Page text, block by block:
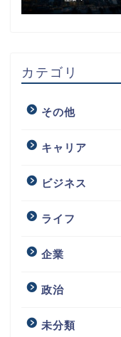
カテゴリ
その他
キャリア
ビジネス
ライフ
企業
政治
未分類